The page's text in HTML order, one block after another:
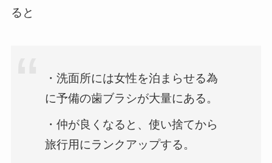
ると
・洗面所には女性を泊まらせる為
に予備の歯ブラシが大量にある。
・仲が良くなると、使い捨てから
旅行用にランクアップする。